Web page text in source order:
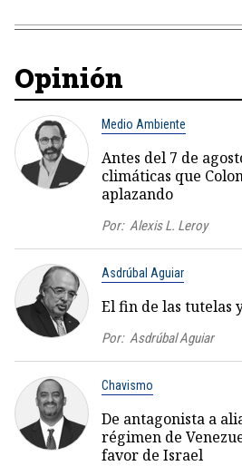
Opinión
Medio Ambiente
Antes del 7 de
climáticas que
aplazando
Por: Alexis L. Leroy
Asdrúbal Aguiar
El fin de las tutelas
Por: Asdrúbal Aguiar
Chavismo
De antagonista a
régimen de
favor de Israel